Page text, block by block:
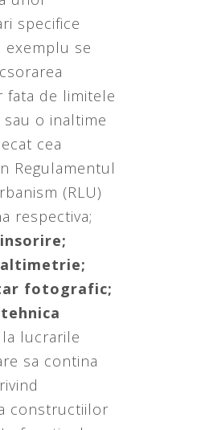
specifice
exemplu se
fata de limitele
o inaltime
cea
Regulamentul
(RLU)
respectiva;
fotografic;
lucrarile
sa contina
constructiilor